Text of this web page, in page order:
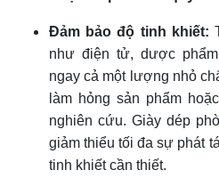
Đảm bảo độ tinh khiết:
như điện tử, dược
ngay cả một lượng nhỏ
làm hỏng sản phẩm
nghiên cứu. Giày dép
giảm thiểu tối đa sự phát
tinh khiết cần thiết.